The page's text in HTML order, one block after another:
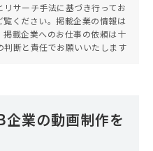
サーチ手法に基づき行ってお
覧ください。掲載企業の情報は
載企業へのお仕事の依頼は十
断と責任でお願いいたします
企業の動画制作を